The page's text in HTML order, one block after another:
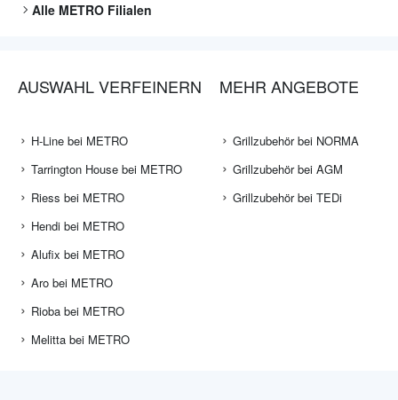
Alle METRO Filialen
AUSWAHL VERFEINERN
H-Line bei METRO
Tarrington House bei METRO
Riess bei METRO
Hendi bei METRO
Alufix bei METRO
Aro bei METRO
Rioba bei METRO
Melitta bei METRO
MEHR ANGEBOTE
Grillzubehör bei NORMA
Grillzubehör bei AGM
Grillzubehör bei TEDi